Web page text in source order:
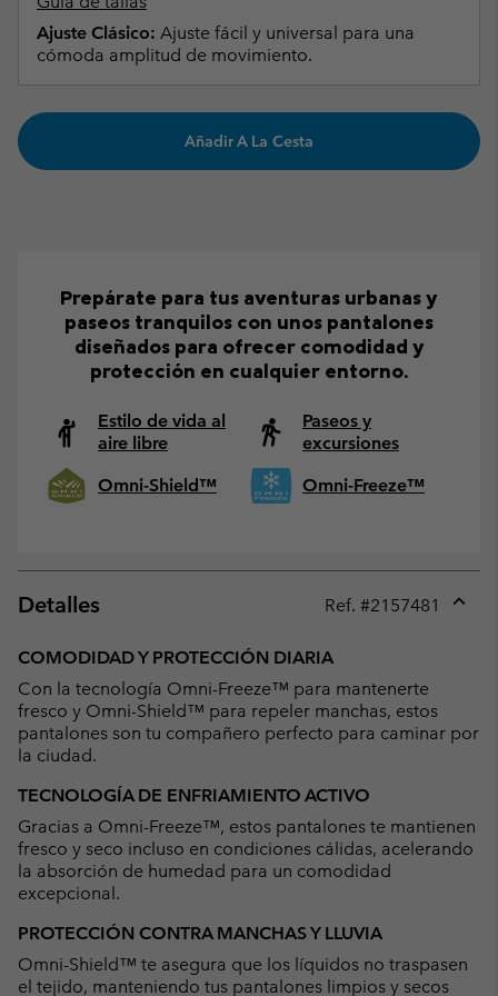
Ajuste Clásico: Ajuste fácil y universal para una
cómoda amplitud de movimiento.
Añadir A La Cesta
Prepárate para tus aventuras urbanas y
paseos tranquilos con unos pantalones
diseñados para ofrecer comodidad y
protección en cualquier entorno.
Estilo de vida al
aire libre
Paseos y
excursiones
Omni-Shield™
Omni-Freeze™
Detalles Ref. #2157481
COMODIDAD Y PROTECCIÓN DIARIA
Con la tecnología Omni-Freeze™ para mantenerte
fresco y Omni-Shield™ para repeler manchas, estos
pantalones son tu compañero perfecto para caminar por
la ciudad.
TECNOLOGÍA DE ENFRIAMIENTO ACTIVO
Gracias a Omni-Freeze™, estos pantalones te mantienen
fresco y seco incluso en condiciones cálidas, acelerando
la absorción de humedad para un comodidad
excepcional.
PROTECCIÓN CONTRA MANCHAS Y LLUVIA
Omni-Shield™ te asegura que los líquidos no traspasen
el tejido, manteniendo tus pantalones limpios y secos